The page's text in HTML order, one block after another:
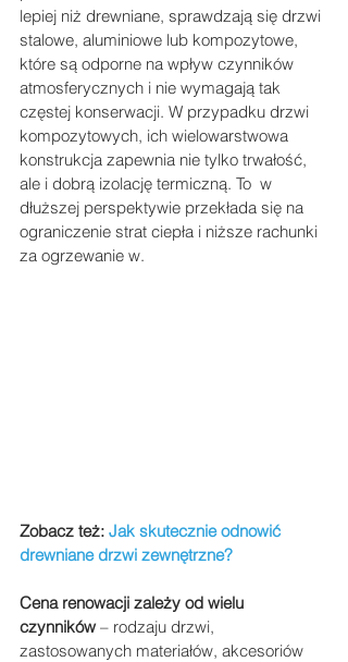
lepiej niż drewniane, sprawdzają się drzwi
stalowe, aluminiowe lub kompozytowe,
które są odporne na wpływ czynników
atmosferycznych i nie wymagają tak
częstej konserwacji. W przypadku drzwi
kompozytowych, ich wielowarstwowa
konstrukcja zapewnia nie tylko trwałość,
ale i dobrą izolację termiczną. To  w
dłuższej perspektywie przekłada się na
ograniczenie strat ciepła i niższe rachunki
za ogrzewanie w.
Zobacz też: Jak skutecznie odnowić
drewniane drzwi zewnętrzne?
Cena renowacji zależy od wielu
czynników – rodzaju drzwi,
zastosowanych materiałów, akcesoriów